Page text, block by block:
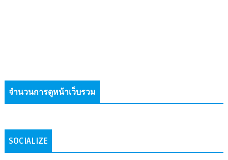
จำนวนการดูหน้าเว็บรวม
SOCIALIZE